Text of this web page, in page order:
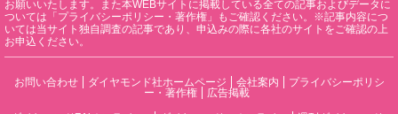
お願いいたします。また本WEBサイトに掲載している全ての記事およびデータに
ついては「プライバシーポリシー・著作権」もご確認ください。※記事内容につ
いては当サイト独自調査の記事であり、申込みの際に各社のサイトをご確認の上
お申込ください。
お問い合わせ ダイヤモンド社ホームページ 会社案内
プライバシーポリシ
ー・著作権
広告掲載